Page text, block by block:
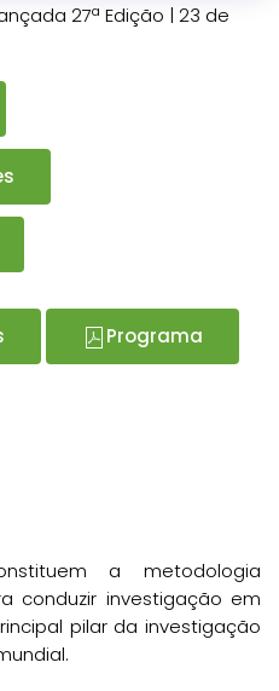
27ª Edição | 23 de
Programa
a metodologia
conduzir investigação em
pilar da investigação